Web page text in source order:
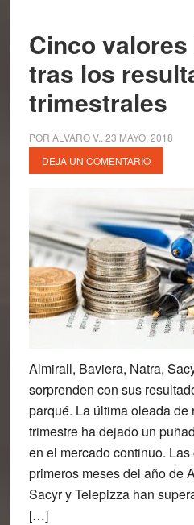
Cinco
tras los
trimestrales
POR ALVARO V. 23 MAYO, 2018
DEJA UN COMENTARIO
Almirall, Baviera, Natra,
sorprenden con sus
parqué. La última oleada
trimestre ha dejado un
en el mercado continuo.
primeros meses del año de
Sacyr y Telepizza han
[…]